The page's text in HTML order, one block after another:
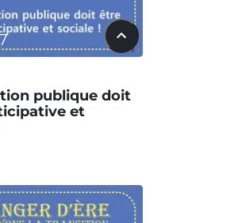
publique doit
et